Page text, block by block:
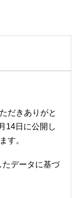
だきありがと
14日に公開し
す。
たデータに基づ